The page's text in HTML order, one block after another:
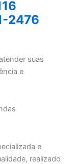
2476
suas
e
e
realizado